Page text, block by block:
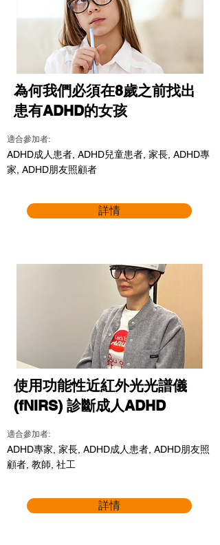
為何我們必須在8歲之前找出
患有ADHD的女孩
適合參加者:
ADHD成人患者, ADHD兒童患者, 家長, ADHD專
家, ADHD朋友照顧者
詳情
使用功能性近紅外光光譜儀
(fNIRS) 診斷成人ADHD
適合參加者:
ADHD專家, 家長, ADHD成人患者, ADHD朋友照
顧者, 教師, 社工
詳情